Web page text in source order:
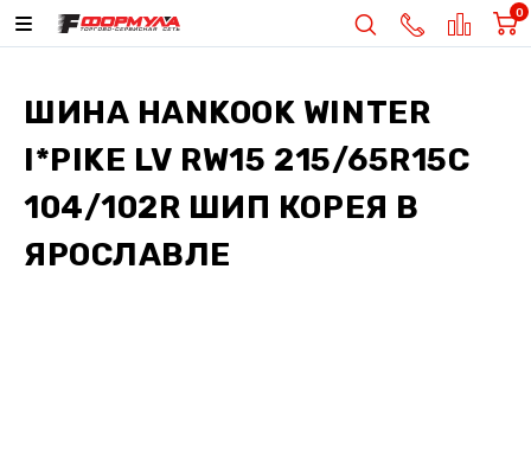
0
ШИНА HANKOOK WINTER
I*PIKE LV RW15 215/65R15C
104/102R ШИП КОРЕЯ В
ЯРОСЛАВЛЕ